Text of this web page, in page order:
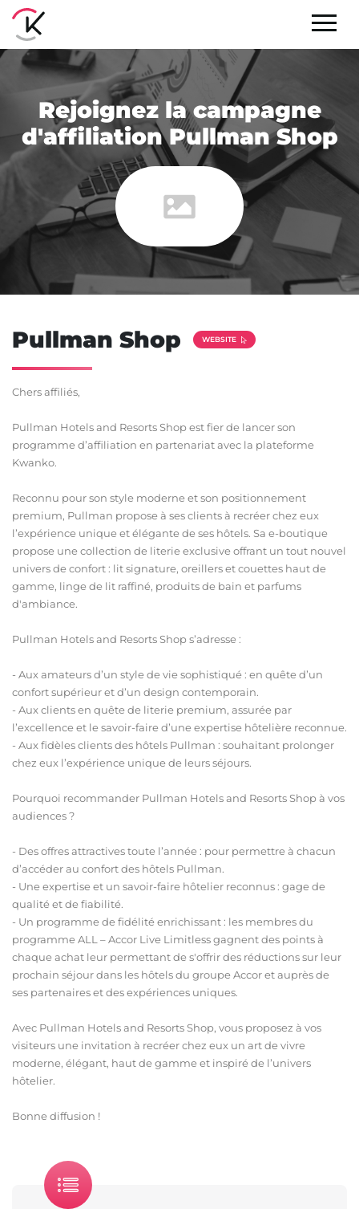
Rejoignez la campagne
d'affiliation Pullman Shop
Pullman Shop WEBSITE
Chers affiliés,
Pullman Hotels and Resorts Shop est fier de lancer son
programme d’affiliation en partenariat avec la plateforme
Kwanko.
Reconnu pour son style moderne et son positionnement
premium, Pullman propose à ses clients à recréer chez eux
l’expérience unique et élégante de ses hôtels. Sa e-boutique
propose une collection de literie exclusive offrant un tout nouvel
univers de confort : lit signature, oreillers et couettes haut de
gamme, linge de lit raffiné, produits de bain et parfums
d'ambiance.
Pullman Hotels and Resorts Shop s’adresse :
- Aux amateurs d’un style de vie sophistiqué : en quête d’un
confort supérieur et d’un design contemporain.
- Aux clients en quête de literie premium, assurée par
l’excellence et le savoir-faire d’une expertise hôtelière reconnue.
- Aux fidèles clients des hôtels Pullman : souhaitant prolonger
chez eux l’expérience unique de leurs séjours.
Pourquoi recommander Pullman Hotels and Resorts Shop à vos
audiences ?
- Des offres attractives toute l’année : pour permettre à chacun
d’accéder au confort des hôtels Pullman.
- Une expertise et un savoir-faire hôtelier reconnus : gage de
qualité et de fiabilité.
- Un programme de fidélité enrichissant : les membres du
programme ALL – Accor Live Limitless gagnent des points à
chaque achat leur permettant de s'offrir des réductions sur leur
prochain séjour dans les hôtels du groupe Accor et auprès de
ses partenaires et des expériences uniques.
Avec Pullman Hotels and Resorts Shop, vous proposez à vos
visiteurs une invitation à recréer chez eux un art de vivre
moderne, élégant, haut de gamme et inspiré de l’univers
hôtelier.
Bonne diffusion !